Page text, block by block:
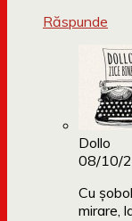
Răspunde
Dollo
08/10/
Cu
mirare,